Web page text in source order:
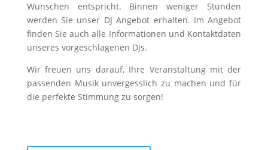
Wünschen entspricht. Binnen weniger Stunden
werden Sie unser DJ Angebot erhalten. Im Angebot
finden Sie auch alle Informationen und Kontaktdaten
unseres vorgeschlagenen DJs.
Wir freuen uns darauf, Ihre Veranstaltung mit der
passenden Musik unvergesslich zu machen und für
die perfekte Stimmung zu sorgen!